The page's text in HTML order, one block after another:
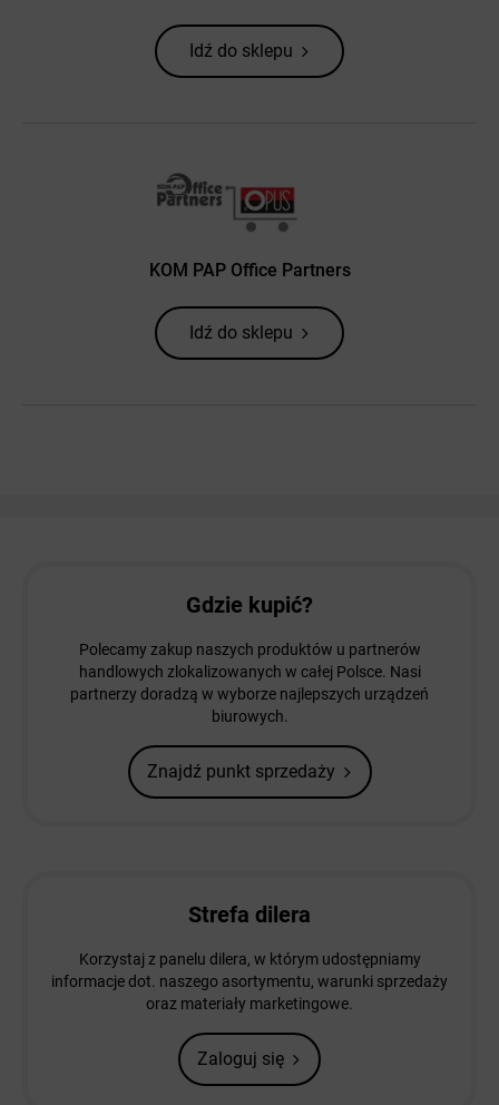
Idź do sklepu
KOM PAP Office Partners
Idź do sklepu
Gdzie kupić?
Polecamy zakup naszych produktów u partnerów
handlowych zlokalizowanych w całej Polsce. Nasi
partnerzy doradzą w wyborze najlepszych urządzeń
biurowych.
Znajdź punkt sprzedaży
Strefa dilera
Korzystaj z panelu dilera, w którym udostępniamy
informacje dot. naszego asortymentu, warunki sprzedaży
oraz materiały marketingowe.
Zaloguj się